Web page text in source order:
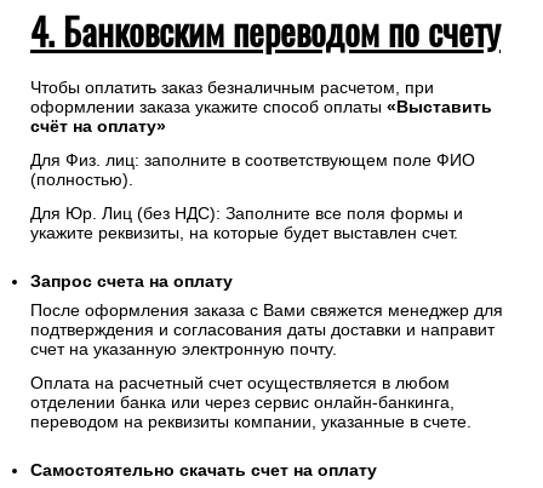
4. Банковским переводом по счету
Чтобы оплатить заказ безналичным расчетом, при
оформлении заказа укажите способ оплаты «Выставить
счёт на оплату»
Для Физ. лиц: заполните в соответствующем поле ФИО
(полностью).
Для Юр. Лиц (без НДС): Заполните все поля формы и
укажите реквизиты, на которые будет выставлен счет.
Запрос счета на оплату
После оформления заказа с Вами свяжется менеджер для
подтверждения и согласования даты доставки и направит
счет на указанную электронную почту.
Оплата на расчетный счет осуществляется в любом
отделении банка или через сервис онлайн-банкинга,
переводом на реквизиты компании, указанные в счете.
Самостоятельно скачать счет на оплату